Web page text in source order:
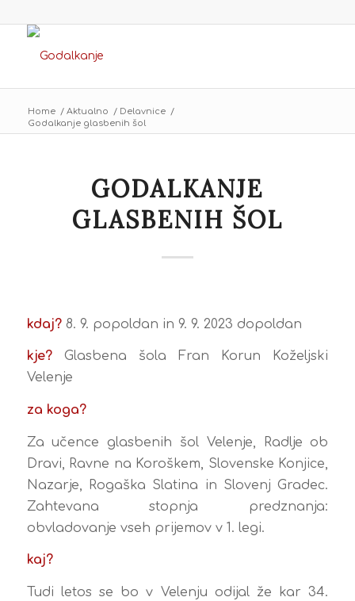
Home / Aktualno / Delavnice /
Godalkanje glasbenih šol
GODALKANJE
GLASBENIH ŠOL
kdaj?8. 9. popoldan in 9. 9. 2023 dopoldan
kje?Glasbena šola Fran Korun Koželjski
Velenje
za koga?
Za učence glasbenih šol Velenje, Radlje ob
Dravi, Ravne na Koroškem, Slovenske Konjice,
Nazarje, Rogaška Slatina in Slovenj Gradec.
Zahtevana stopnja predznanja:
obvladovanje vseh prijemov v 1. legi.
kaj?
Tudi letos se bo v Velenju odijal že kar 34.